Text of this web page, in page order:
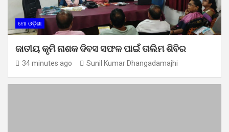
ମୋ ଓଡ଼ିଶା
ଜାତୀୟ କୃମି ନାଶକ ଦିବସ ସଫଳ ପାଇଁ ତାଲିମ ଶିବିର
34 minutes ago Sunil Kumar Dhangadamajhi